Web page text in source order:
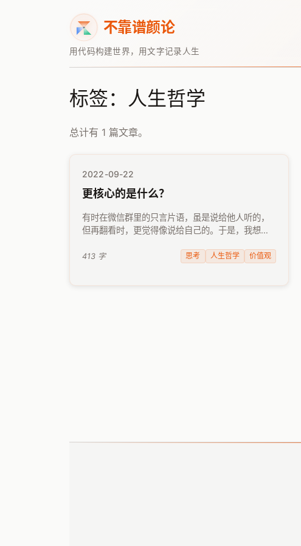
不靠谱颜论
用代码构建世界，用文字记录人生
标签：人生哲学
总计有 1 篇文章。
2022-09-22
更核心的是什么？
有时在微信群里的只言片语，虽是说给他人听的，
但再翻看时，更觉得像说给自己的。于是，我想了
热词吸引，于是有人问：更核心的是什么？ 以下是
413 字 思考 人生哲学 价值观